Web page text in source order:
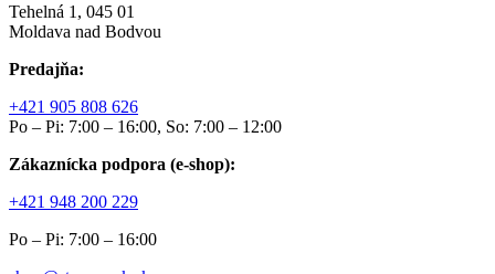
Tehelná 1, 045 01
Moldava nad Bodvou
Predajňa:
+421 905 808 626
Po – Pi: 7:00 – 16:00, So: 7:00 – 12:00
Zákaznícka podpora (e-shop):
+421 948 200 229
Po – Pi: 7:00 – 16:00